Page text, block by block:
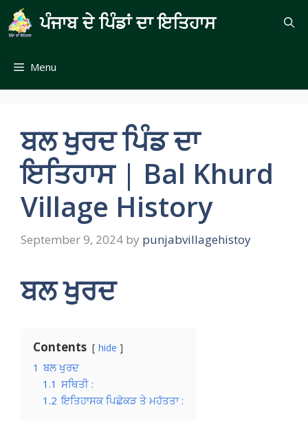
Skip
to
content
ਪੰਜਾਬ ਦੇ ਪਿੰਡਾਂ ਦਾ ਇਤਿਹਾਸ
Menu
ਬਲ ਖੁਰਦ ਪਿੰਡ ਦਾ
ਇਤਿਹਾਸ | Bal Khurd
Village History
September 9, 2024 by punjabvillagehistoy
ਬਲ ਖੁਰਦ
Contents hide
1 ਬਲ ਖੁਰਦ
1.1 ਸਥਿਤੀ :
1.2 ਇਤਿਹਾਸਕ ਪਿਛੋਕੜ ਤੇ ਮਹੱਤਤਾ :